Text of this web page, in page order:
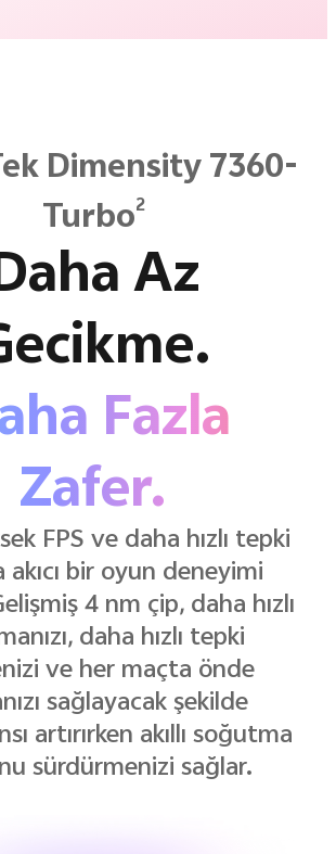
Dimensity 7360-
Turbo2
Az
Fazla
Zafer.
FPS ve daha hızlı tepki
akıcı bir oyun deneyimi
4 nm çip, daha hızlı
daha hızlı tepki
ve her maçta önde
sağlayacak şekilde
artırırken akıllı soğutma
sürdürmenizi sağlar.